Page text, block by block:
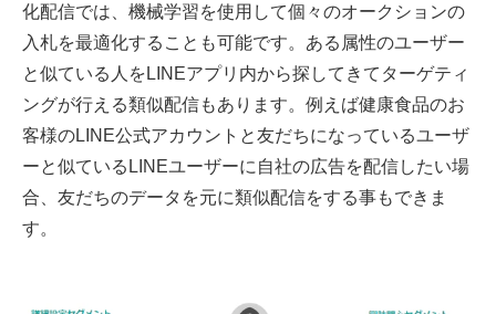
化配信では、機械学習を使用して個々のオークションの
入札を最適化することも可能です。ある属性のユーザー
と似ている人をLINEアプリ内から探してきてターゲティ
ングが行える類似配信もあります。例えば健康食品のお
客様のLINE公式アカウントと友だちになっているユーザ
ーと似ているLINEユーザーに自社の広告を配信したい場
合、友だちのデータを元に類似配信をする事もできま
す。